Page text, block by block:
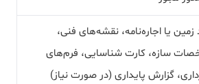
یا اجاره‌نامه، نقشه‌های فنی،
سازه، کارت شناسایی، فرم‌های
گزارش پایداری (در صورت نیاز)